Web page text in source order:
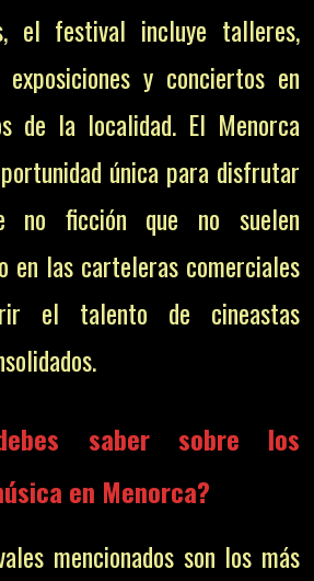
el festival incluye talleres,
exposiciones y conciertos en
de la localidad. El Menorca
única para disfrutar
no ficción que no suelen
en las carteleras comerciales
el talento de cineastas
saber sobre los
en Menorca?
mencionados son los más